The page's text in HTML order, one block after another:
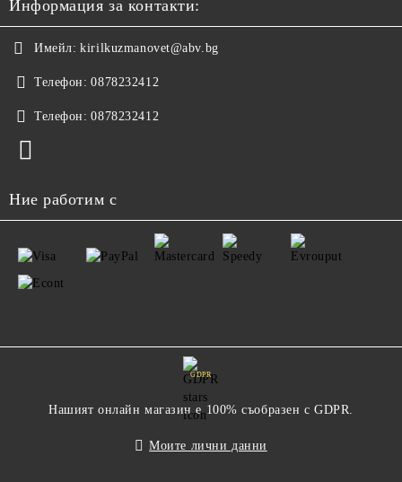
Информация за контакти:
Имейл: kirilkuzmanovet@abv.bg
Телефон: 0878232412
Телефон: 0878232412
Ние работим с
GDPR
Нашият онлайн магазин е 100% съобразен с GDPR.
Моите лични данни